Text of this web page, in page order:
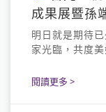
成果展暨孫
明日就是期待
家光臨，共度
閱讀更多 >